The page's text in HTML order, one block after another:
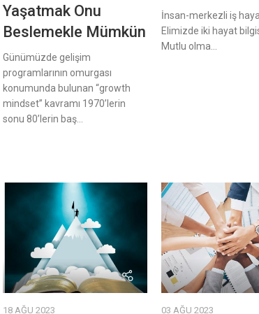
Yaşatmak Onu
Beslemekle Mümkün
Günümüzde gelişim
programlarının omurgası
konumunda bulunan “growth
mindset” kavramı 1970’lerin
sonu 80’lerin baş...
İnsan-merkezli iş
Elimizde iki hayat
Mutlu olma...
18 AĞU 2023 03 AĞU 2023